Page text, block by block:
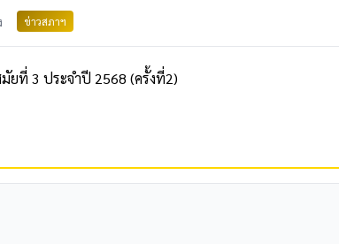
ข่าวสภาฯ
ยที่ 3 ประจำปี 2568 (ครั้งที่2)